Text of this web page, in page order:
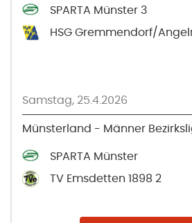
SPARTA Münster 3
HSG Gremmendorf/
Samstag, 25.4.2026
Münsterland - Männer
SPARTA Münster
TV Emsdetten 1898 2